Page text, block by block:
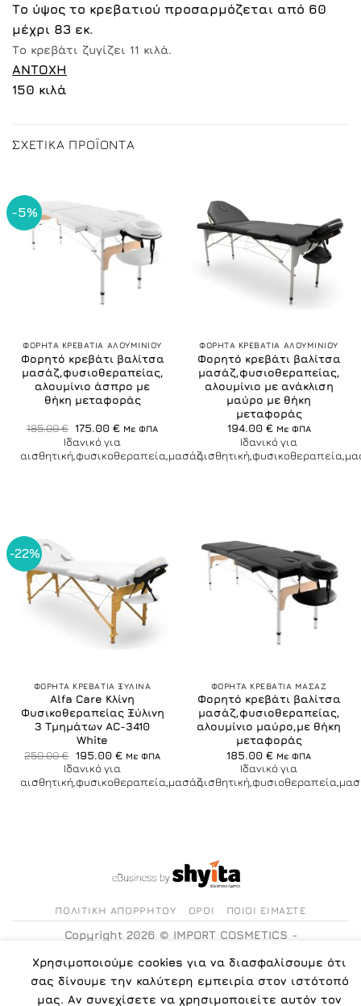
Το ύψος το κρεβατιού προσαρμόζεται από 60
μέχρι 83 εκ.
Το κρεβάτι ζυγίζει 11 κιλά.
ΑΝΤΟΧΗ
150 κιλά
ΣΧΕΤΙΚΆ ΠΡΟΪΌΝΤΑ
-5%
ΦΟΡΗΤΑ ΚΡΕΒΑΤΙΑ ΑΛΟΥΜΙΝΙΟΥ
Φορητό κρεβάτι βαλίτσα
μασάζ,φυσιοθεραπείας,
αλουμίνιο άσπρο με
θήκη μεταφοράς
185.00€ Original
price
was:
185.00 €.
175.00€Η
τρέχουσα
τιμή
είναι:
Με ΦΠΑ
Ιδανικό για
αισθητική,φυσικοθεραπεία,μασάζ
ΦΟΡΗΤΑ ΚΡΕΒΑΤΙΑ ΑΛΟΥΜΙΝΙΟΥ
Φορητό κρεβάτι βαλίτσα
μασάζ,φυσιοθεραπείας,
αλουμίνιο με ανάκλιση
μαύρο με θήκη
μεταφοράς
194.00 € Με ΦΠΑ
Ιδανικό για
-22%
ΦΟΡΗΤΑ ΚΡΕΒΑΤΙΑ ΞΥΛΙΝΑ
Alfa Care Κλίνη
Φυσικοθεραπείας Ξύλινη
3 Τμημάτων AC-3410
White
250.00€ Original
price
was:
250.00 €.
195.00 €Η
είναι:
Με ΦΠΑ
Ιδανικό για
αισθητική,φυσικοθεραπεία,μασάζ
ΦΟΡΗΤΑ ΚΡΕΒΑΤΙΑ ΜΑΣΑΖ
Φορητό κρεβάτι βαλίτσα
μασάζ,φυσιοθεραπείας,
αλουμίνιο μαύρο,με θήκη
μεταφοράς
185.00 € Με ΦΠΑ
Ιδανικό για
ΠΟΛΙΤΙΚΉ ΑΠΟΡΡΉΤΟΥ ΌΡΟΙ ΠΟΙΟΙ ΕΊΜΑΣΤΕ
Copyright 2026 © IMPORT COSMETICS -
Χρησιμοποιούμε cookies για να διασφαλίσουμε ότι
σας δίνουμε την καλύτερη εμπειρία στον ιστότοπό
μας. Αν συνεχίσετε να χρησιμοποιείτε αυτόν τον